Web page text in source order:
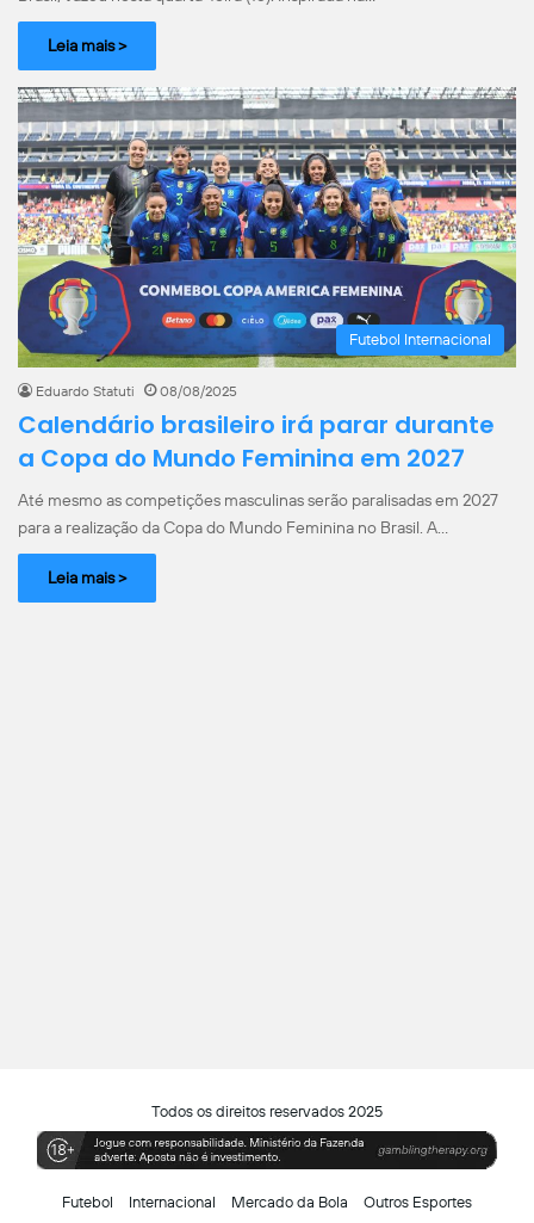
Leia mais >
Futebol Internacional
Eduardo Statuti 08/08/2025
Calendário brasileiro irá parar durante
a Copa do Mundo Feminina em 2027
Até mesmo as competições masculinas serão paralisadas em 2027
para a realização da Copa do Mundo Feminina no Brasil. A…
Leia mais >
Todos os direitos reservados 2025
Futebol Internacional Mercado da Bola Outros Esportes